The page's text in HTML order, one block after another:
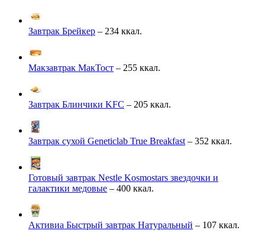
Завтрак Брейкер – 234 ккал.
Макзавтрак МакТост – 255 ккал.
Завтрак Блинчики KFC – 205 ккал.
Завтрак сухой Geneticlab True Breakfast – 352 ккал.
Готовый завтрак Nestle Kosmostars звездочки и
галактики медовые – 400 ккал.
Активиа Быстрый завтрак Натуральный – 107 ккал.